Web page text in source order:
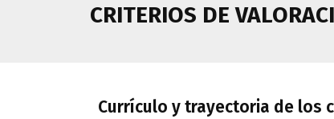
CRITERIOS DE
Currículo y trayectoria de los